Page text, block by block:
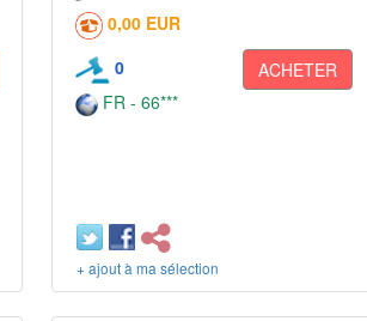
0,00 EUR
0
ACHETER
FR - 66***
+ ajout à ma sélection